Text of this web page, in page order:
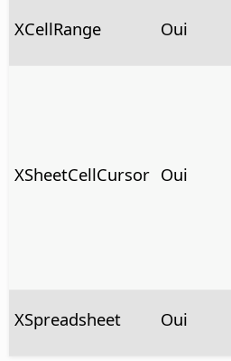
XCellRange Oui
XSheetCellCursor Oui
XSpreadsheet Oui